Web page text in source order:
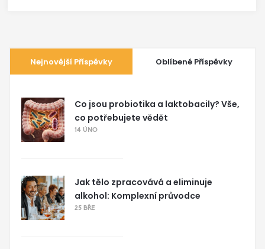
Nejnovější Příspěvky Oblíbené Příspěvky
Co jsou probiotika a laktobacily? Vše,
co potřebujete vědět
14 ÚNO
Jak tělo zpracovává a eliminuje
alkohol: Komplexní průvodce
25 BŘE